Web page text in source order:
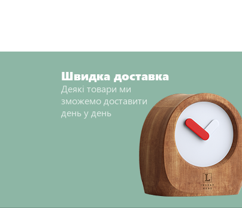
Швидка доставка
Деякі товари ми
зможемо доставити
день у день